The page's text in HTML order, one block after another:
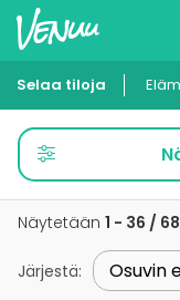
Selaa tiloja
Näytetään 1 - 36 /
Järjestä: